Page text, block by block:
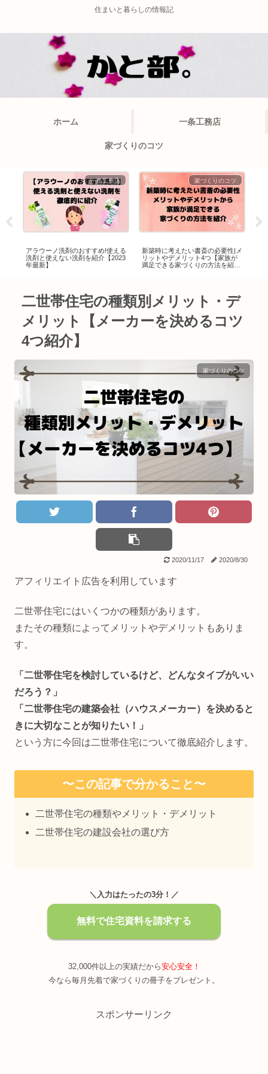
住まいと暮らしの情報記
ホーム 一条工務店
家づくりのコツ
一条工務店
アラウーノ洗剤のおすすめ!使える
洗剤と使えない洗剤を紹介【2023
年最新】
家づくりのコツ
新築時に考えたい書斎の必要性|メ
リットやデメリット4つ【家族が
満足できる家づくりの方法を紹
二世帯住宅の種類別メリット・デ
メリット【メーカーを決めるコツ
4つ紹介】
家づくりのコツ
2020/11/17 2020/8/30
アフィリエイト広告を利用しています
二世帯住宅にはいくつかの種類があります。
またその種類によってメリットやデメリットもありま
す。
「二世帯住宅を検討しているけど、どんなタイプがいい
だろう？」
「二世帯住宅の建築会社（ハウスメーカー）を決めると
きに大切なことが知りたい！」
という方に今回は二世帯住宅について徹底紹介します。
〜この記事で分かること〜
二世帯住宅の種類やメリット・デメリット
二世帯住宅の建設会社の選び方
＼入力はたったの3分！／
無料で住宅資料を請求する
32,000件以上の実績だから安心安全！
今なら毎月先着で家づくりの冊子をプレゼント。
スポンサーリンク